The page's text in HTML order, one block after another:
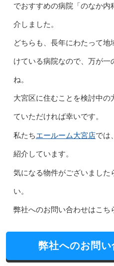
でおすすめの病院「のなか
介しました。
どちらも、長年にわたって
けている病院なので、万が
ね。
大宮区に住むことを検討中の
ていただければ幸いです。
私たちエールーム大宮店では
紹介しています。
気になる物件がございました
い。
弊社へのお問い合わせはこち
弊社へのお問